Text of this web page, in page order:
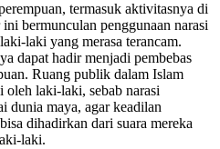
termasuk aktivitasnya di
bermunculan penggunaan narasi
laki yang merasa terancam.
dapat hadir menjadi pembebas
Ruang publik dalam Islam
oleh laki-laki, sebab narasi
dunia maya, agar keadilan
dihadirkan dari suara mereka
laki.